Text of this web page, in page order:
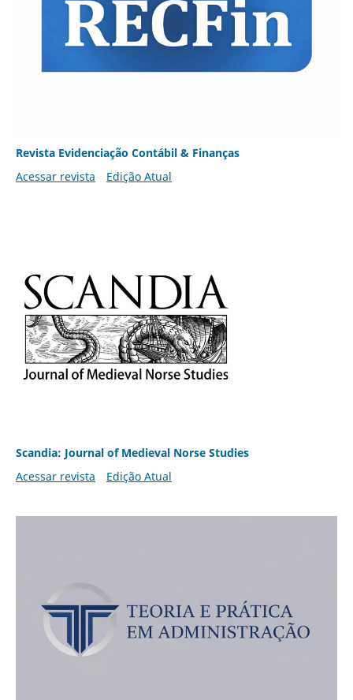
Revista Evidenciação Contábil & Finanças
Acessar revista
Edição Atual
Scandia: Journal of Medieval Norse Studies
Acessar revista
Edição Atual